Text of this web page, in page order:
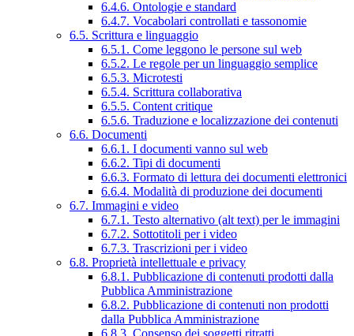
6.4.6. Ontologie e standard
6.4.7. Vocabolari controllati e tassonomie
6.5. Scrittura e linguaggio
6.5.1. Come leggono le persone sul web
6.5.2. Le regole per un linguaggio semplice
6.5.3. Microtesti
6.5.4. Scrittura collaborativa
6.5.5. Content critique
6.5.6. Traduzione e localizzazione dei contenuti
6.6. Documenti
6.6.1. I documenti vanno sul web
6.6.2. Tipi di documenti
6.6.3. Formato di lettura dei documenti elettronici
6.6.4. Modalità di produzione dei documenti
6.7. Immagini e video
6.7.1. Testo alternativo (alt text) per le immagini
6.7.2. Sottotitoli per i video
6.7.3. Trascrizioni per i video
6.8. Proprietà intellettuale e privacy
6.8.1. Pubblicazione di contenuti prodotti dalla
Pubblica Amministrazione
6.8.2. Pubblicazione di contenuti non prodotti
dalla Pubblica Amministrazione
6.8.3. Consenso dei soggetti ritratti